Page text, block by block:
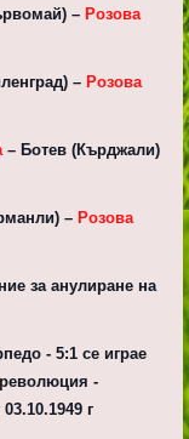
– Розова
– Розова
– Ботев (Кърджали)
– Розова
за анулиране на
- 5:1 се играе
революция -
г